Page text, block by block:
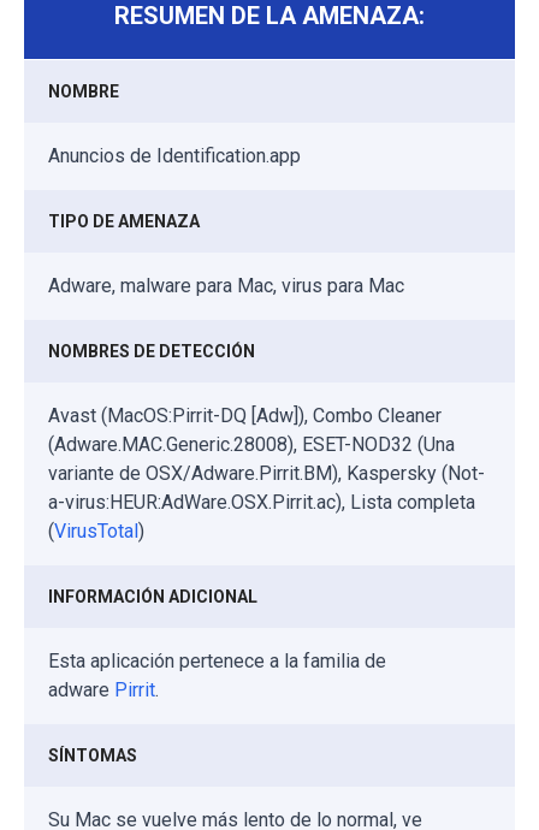
RESUMEN DE LA AMENAZA:
NOMBRE
Anuncios de Identification.app
TIPO DE AMENAZA
Adware, malware para Mac, virus para Mac
NOMBRES DE DETECCIÓN
Avast (MacOS:Pirrit-DQ [Adw]), Combo Cleaner
(Adware.MAC.Generic.28008), ESET-NOD32 (Una
variante de OSX/Adware.Pirrit.BM), Kaspersky (Not-
a-virus:HEUR:AdWare.OSX.Pirrit.ac), Lista completa
(VirusTotal )
INFORMACIÓN ADICIONAL
Esta aplicación pertenece a la familia de
adware Pirrit.
SÍNTOMAS
Su Mac se vuelve más lento de lo normal, ve